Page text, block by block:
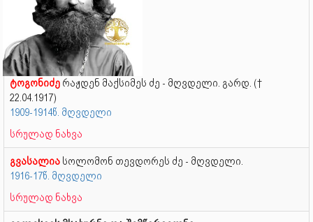
ტოგონიძე რაჟდენ მაქსიმეს ძე - მღვდელი. გარდ. (†
22.04.1917)
1909-1914წ. მღვდელი
სრულად ნახვა
გვასალია სოლომონ თევდორეს ძე - მღვდელი.
1916-17წ. მღვდელი
სრულად ნახვა